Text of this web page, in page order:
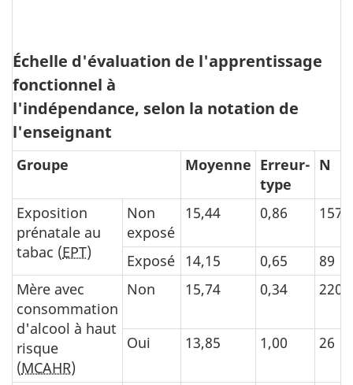
Échelle d'évaluation de l'apprentissage
fonctionnel à
l'indépendance, selon la notation de
l'enseignant
Groupe Moyenne Erreur-
type
N
Exposition
prénatale au
tabac (EPT)
Non
exposé
15,44 0,86 157
Exposé 14,15 0,65
89
Mère avec
consommation
d'alcool à haut
risque
(MCAHR)
Non 15,74 0,34 220
Oui 13,85 1,00 26